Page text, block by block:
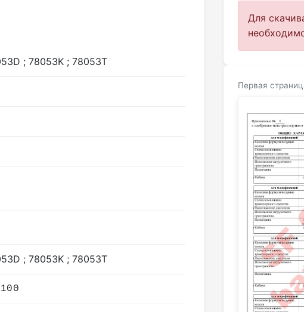
; 78053K ; 78053T
; 78053K ; 78053T
Для
Первая